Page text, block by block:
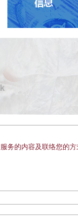
务的内容及联络您的